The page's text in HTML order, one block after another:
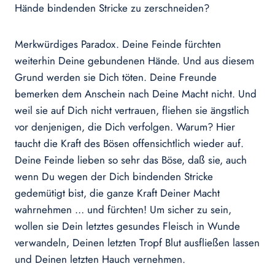
Hände bindenden Stricke zu zerschneiden?
Merkwürdiges Paradox. Deine Feinde fürchten
weiterhin Deine gebundenen Hände. Und aus diesem
Grund werden sie Dich töten. Deine Freunde
bemerken dem Anschein nach Deine Macht nicht. Und
weil sie auf Dich nicht vertrauen, fliehen sie ängstlich
vor denjenigen, die Dich verfolgen. Warum? Hier
taucht die Kraft des Bösen offensichtlich wieder auf.
Deine Feinde lieben so sehr das Böse, daß sie, auch
wenn Du wegen der Dich bindenden Stricke
gedemütigt bist, die ganze Kraft Deiner Macht
wahrnehmen … und fürchten! Um sicher zu sein,
wollen sie Dein letztes gesundes Fleisch in Wunde
verwandeln, Deinen letzten Tropf Blut ausfließen lassen
und Deinen letzten Hauch vernehmen.